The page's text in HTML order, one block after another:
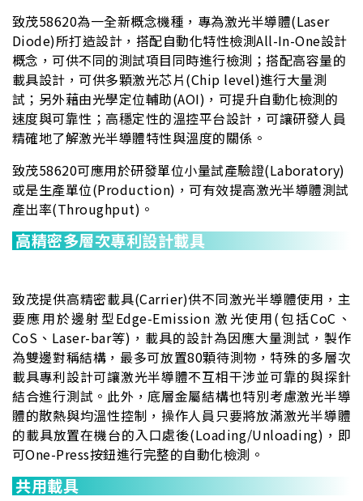
致茂58620為一全新概念機種，專為激光半導體(Laser
Diode)所打造設計，搭配自動化特性檢測All-In-One設計
概念，可供不同的測試項目同時進行檢測；搭配高容量的
載具設計，可供多顆激光芯片(Chip level)進行大量測
試；另外藉由光學定位輔助(AOI)，可提升自動化檢測的
速度與可靠性；高穩定性的溫控平台設計，可讓研發人員
精確地了解激光半導體特性與溫度的關係。
致茂58620可應用於研發單位小量試產驗證(Laboratory)
或是生產單位(Production)，可有效提高激光半導體測試
產出率(Throughput)。
高精密多層次專利設計載具
致茂提供高精密載具(Carrier)供不同激光半導體使用，主
要應用於邊射型Edge-Emission 激光使用(包括CoC、
CoS、Laser-bar等)，載具的設計為因應大量測試，製作
為雙邊對稱結構，最多可放置80顆待測物，特殊的多層次
載具專利設計可讓激光半導體不互相干涉並可靠的與探針
結合進行測試。此外，底層金屬結構也特別考慮激光半導
體的散熱與均溫性控制，操作人員只要將放滿激光半導體
的載具放置在機台的入口處後(Loading/Unloading)，即
可One-Press按鈕進行完整的自動化檢測。
共用載具